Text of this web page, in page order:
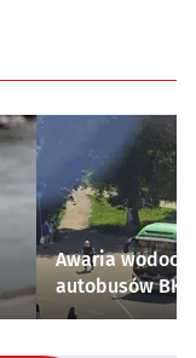
Awaria
autobusów